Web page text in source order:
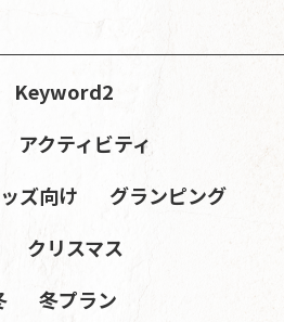
Keyword2
アクティビティ
ズ向け
グランピング
クリスマス
冬プラン